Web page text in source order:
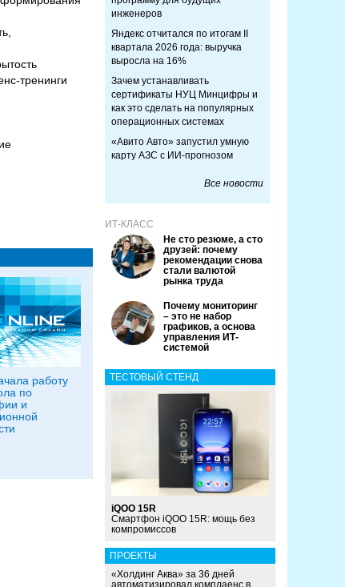
тренинги
работу
по
и
инженеров
Яндекс отчитался по итогам II
квартала 2026 года: выручка
выросла на 16%
Зачем устанавливать
сертификаты НУЦ Минцифры и
как это сделать на популярных
операционных системах
«Авито Авто» запустил умную
карту АЗС с ИИ-прогнозом
Все новости
ИТ-КЛАСС
Не сто резюме, а сто
друзей: почему
рекомендации снова
стали валютой
рынка труда
Почему мониторинг
– это не набор
графиков, а основа
управления ИТ-
системой
ТЕСТОВЫЙ СТЕНД
iQOO 15R
Смартфон iQOO 15R: мощь без
компромиссов
ПРОЕКТЫ
«Холдинг Аква» за 36 дней